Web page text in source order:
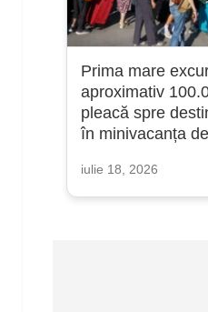
Prima mare
aproximativ
pleacă spre
în minivacanța
iulie 18, 2026